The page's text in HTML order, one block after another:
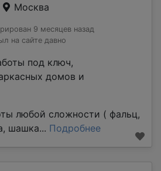
Москва
9 месяцев назад
на сайте давно
под ключ,
домов и
любой сложности ( фальц,
шашка... Подробнее